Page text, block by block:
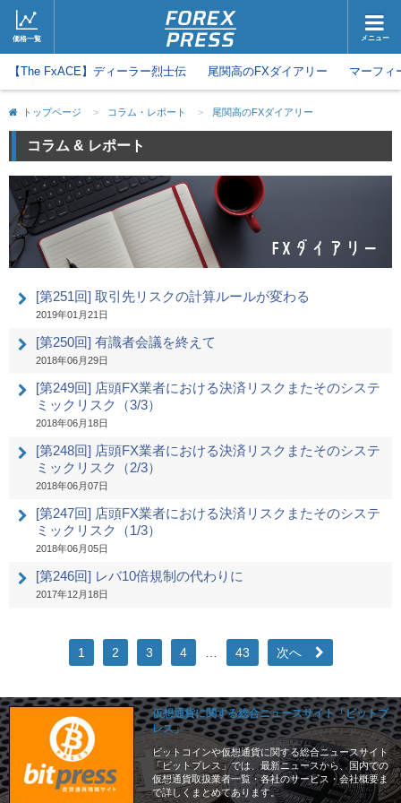
価格一覧 メニュー
ホーム ニュース
取引会社 マーケット
コラム・レポート
ツイッター 動画
【The FxACE】ディーラー烈士伝 尾関高のFXダイアリー マーフィ
トップページ > コラム・レポート > 尾関高のFXダイアリー
コラム & レポート
[第251回] 取引先リスクの計算ルールが変わる
2019年01月21日
[第250回] 有識者会議を終えて
2018年06月29日
[第249回] 店頭FX業者における決済リスクまたそのシステ
ミックリスク（3/3）
2018年06月18日
[第248回] 店頭FX業者における決済リスクまたそのシステ
ミックリスク（2/3）
2018年06月07日
[第247回] 店頭FX業者における決済リスクまたそのシステ
ミックリスク（1/3）
2018年06月05日
[第246回] レバ10倍規制の代わりに
2017年12月18日
1 2 3 4 43 次へ
仮想通貨に関する総合ニュースサイト「ビットプ
レス」
ビットコインや仮想通貨に関する総合ニュースサイト
「ビットプレス」では、最新ニュースから、国内での
仮想通貨取扱業者一覧・各社のサービス・会社概要ま
で詳しくまとめてあります。